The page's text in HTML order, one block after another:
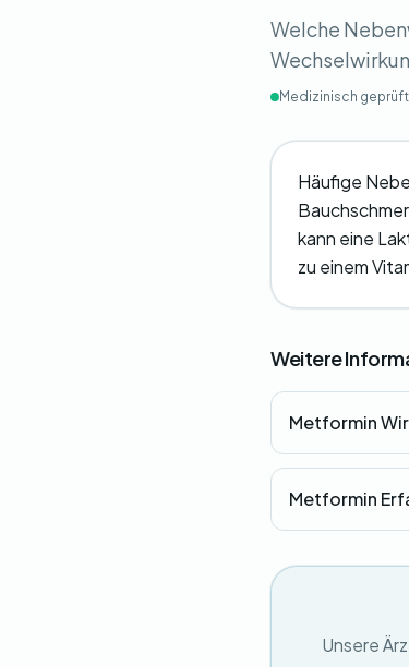
Welche
Medizinisch
Häufige
kann eine
zu einem
Weitere
Metformin
Metformin
Unsere